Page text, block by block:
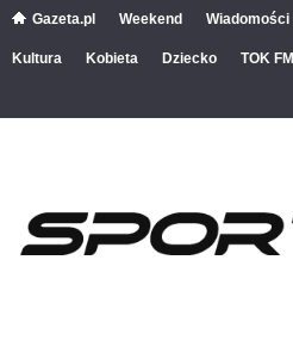
Gazeta.pl Weekend Wiadomości
Kultura Kobieta Dziecko TOK FM